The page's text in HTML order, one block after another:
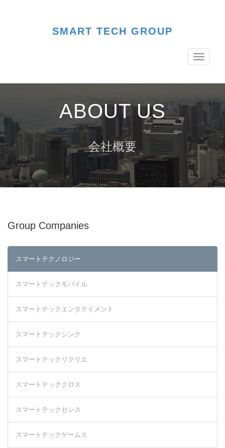
SMART TECH GROUP
Toggle
ABOUT US
会社概要
Group Companies
スマートテクノロジー
スマートテックモバイル
スマートテックエンタテイメント
スマートテックシンク
スマートテックリクリエ
スマートテッククロス
スマートテックセンス
スマートテックゲームス